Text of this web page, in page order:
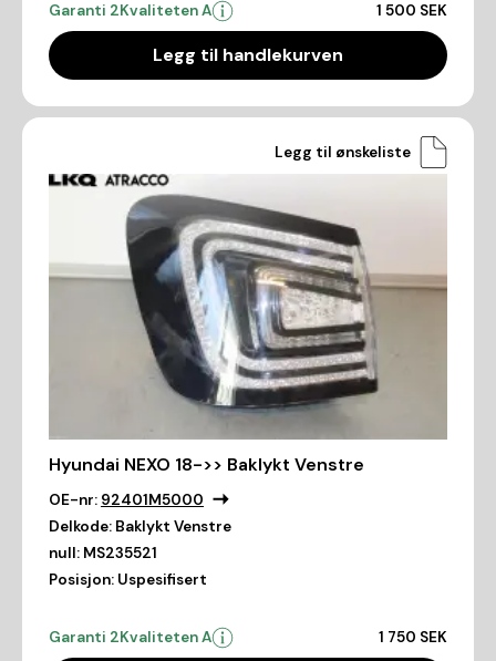
Garanti 2Kvaliteten A 1 500 SEK
Legg til handlekurven
Legg til ønskeliste
Hyundai NEXO 18->> Baklykt Venstre
OE-nr: 92401M5000
Delkode: Baklykt Venstre
null: MS235521
Posisjon: Uspesifisert
Garanti 2Kvaliteten A 1 750 SEK